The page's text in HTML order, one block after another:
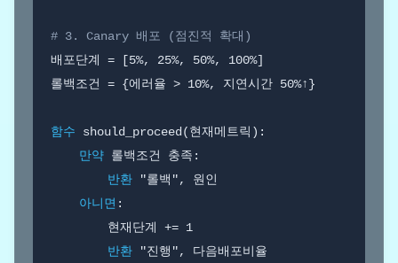
# 3. Canary 배포 (점진적 확대)
배포단계 = [5%, 25%, 50%, 100%]
롤백조건 = {에러율 > 10%, 지연시간 50%↑}
함수 should_proceed(현재메트릭):
만약 롤백조건 충족:
반환 "롤백", 원인
아니면 :
반환